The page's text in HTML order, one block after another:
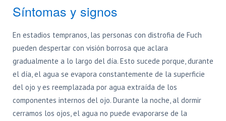
Síntomas y signos
En estadios tempranos, las personas con distrofia de Fuch
pueden despertar con visión borrosa que aclara
gradualmente a lo largo del día. Esto sucede porque, durante
el día, el agua se evapora constantemente de la superficie
del ojo y es reemplazada por agua extraída de los
componentes internos del ojo. Durante la noche, al dormir
cerramos los ojos, el agua no puede evaporarse de la